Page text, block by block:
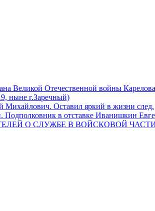
Великой Отечественной войны
ныне г.Заречный)
Оставил яркий в жизни след.
Подполковник в отставке Иванишкин
О СЛУЖБЕ В ВОЙСКОВОЙ ЧАСТИ